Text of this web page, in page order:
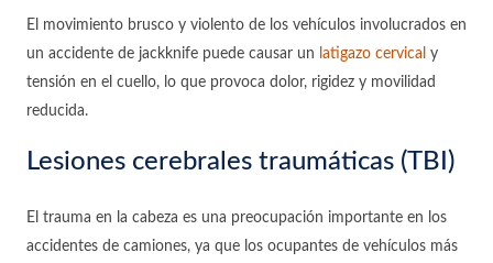
El movimiento brusco y violento de los vehículos involucrados en
un accidente de jackknife puede causar un latigazo cervical y
tensión en el cuello, lo que provoca dolor, rigidez y movilidad
reducida.
Lesiones cerebrales traumáticas (TBI)
El trauma en la cabeza es una preocupación importante en los
accidentes de camiones, ya que los ocupantes de vehículos más